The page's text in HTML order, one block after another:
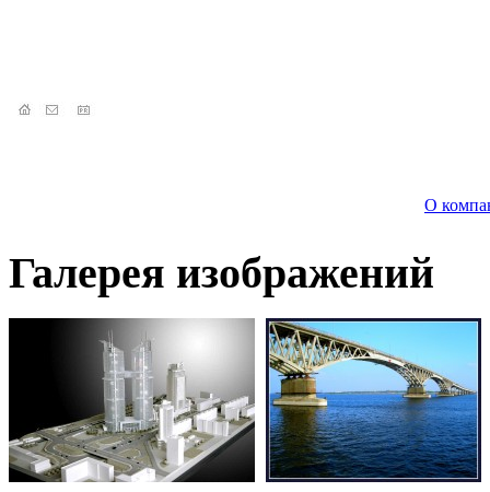
О
Галерея изображений